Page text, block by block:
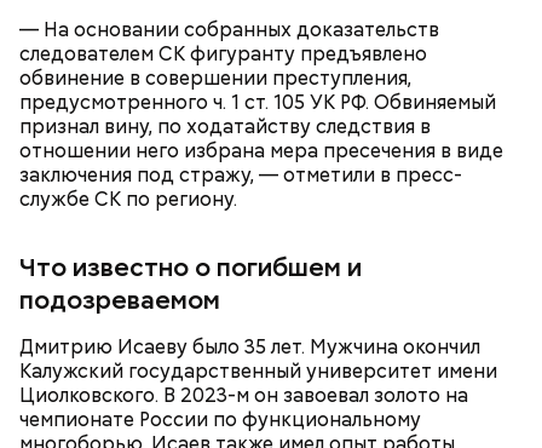
— На основании собранных доказательств
следователем СК фигуранту предъявлено
обвинение в совершении преступления,
предусмотренного ч. 1 ст. 105 УК РФ. Обвиняемый
признал вину, по ходатайству следствия в
отношении него избрана мера пресечения в виде
заключения под стражу, — отметили в пресс-
службе СК по региону.
Что известно о погибшем и
подозреваемом
Дмитрию Исаеву было 35 лет. Мужчина окончил
Калужский государственный университет имени
Циолковского. В 2023-м он завоевал золото на
чемпионате России по функциональному
Продажа квартиры в «Москве-Сити»
В июле 2024 года Артема Миссюру задержали и
отправили в СИЗО, обвинив в убийстве двух лиц и
покушении на убийство еще семи человек. СМИ
прозвали обвиняемого «балашихинским
отравителем». Ровно через год
правоохранительные органы завершили
долгие разбирательства. Во время одного из
собственной биографии.